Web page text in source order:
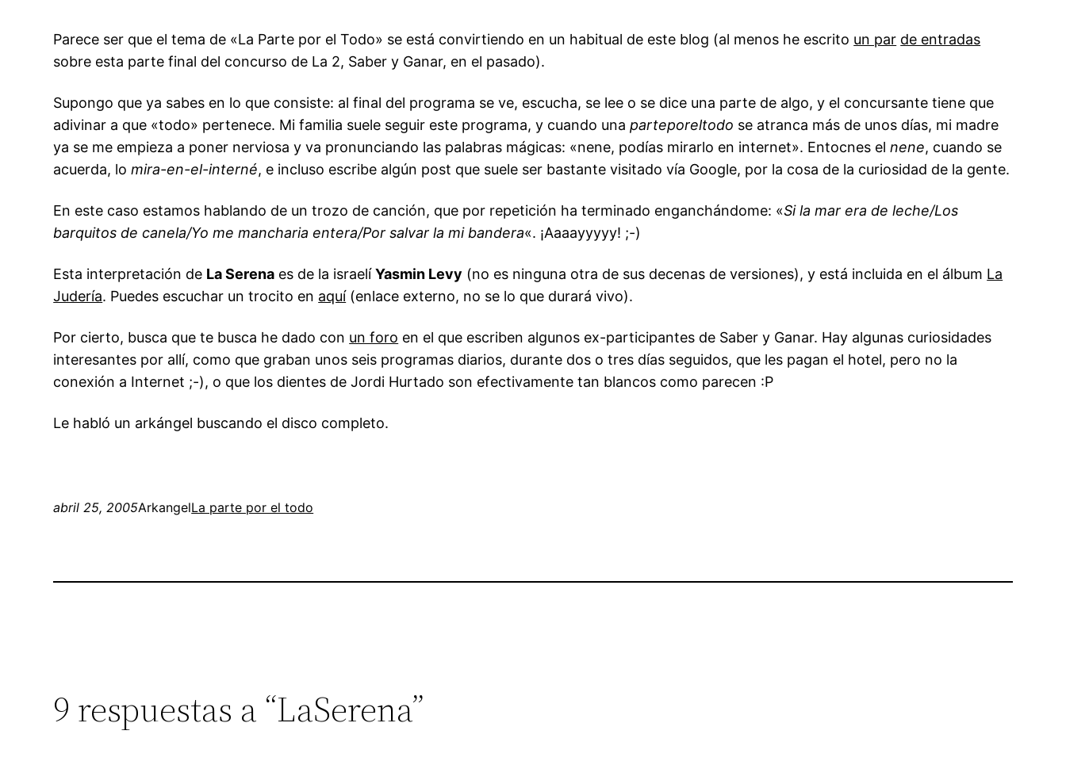
Parece ser que el tema de «La Parte por el Todo» se está convirtiendo en un habitual de este blog (al menos he escrito un par de entradas
sobre esta parte final del concurso de La 2, Saber y Ganar, en el pasado).
Supongo que ya sabes en lo que consiste: al final del programa se ve, escucha, se lee o se dice una parte de algo, y el concursante tiene que
adivinar a que «todo» pertenece. Mi familia suele seguir este programa, y cuando unaparteporeltodo se atranca más de unos días, mi madre
ya se me empieza a poner nerviosa y va pronunciando las palabras mágicas: «nene, podías mirarlo en internet». Entocnes elnene, cuando se
acuerda, lomira-en-el-interné, e incluso escribe algún post que suele ser bastante visitado vía Google, por la cosa de la curiosidad de la gente.
En este caso estamos hablando de un trozo de canción, que por repetición ha terminado enganchándome: «Si la mar era de leche/Los
barquitos de canela/Yo me mancharia entera/Por salvar la mi bandera«. ¡Aaaayyyyy! ;-)
Esta interpretación de La Serena es de la israelíYasmin Levy (no es ninguna otra de sus decenas de versiones), y está incluida en el álbum La
Judería. Puedes escuchar un trocito en aquí(enlace externo, no se lo que durará vivo).
Por cierto, busca que te busca he dado con un foro en el que escriben algunos ex-participantes de Saber y Ganar. Hay algunas curiosidades
interesantes por allí, como que graban unos seis programas diarios, durante dos o tres días seguidos, que les pagan el hotel, pero no la
conexión a Internet ;-), o que los dientes de Jordi Hurtado son efectivamente tan blancos como parecen :P
Le habló un arkángel buscando el disco completo.
abril 25, 2005ArkangelLa parte por el todo
9 respuestas a “LaSerena”